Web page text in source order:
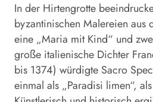
In der Hirtengrotte
byzantinischen Malereien aus
eine „Maria mit Kind“ und
große italienische Dichter
bis 1374) würdigte Sacro
einmal als „Paradisi limen“,